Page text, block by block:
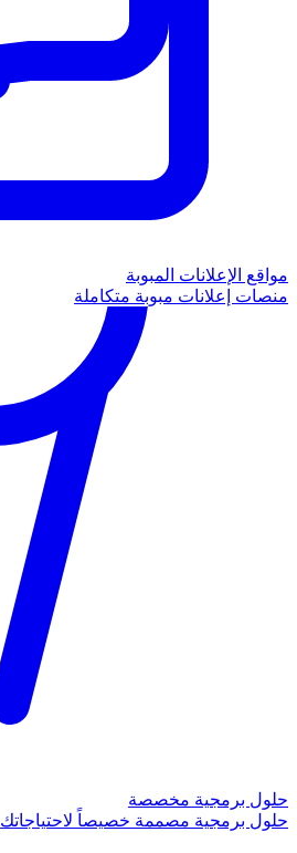
مواقع الإعلانات المبوبة
منصات إعلانات مبوبة متكاملة
حلول برمجية مخصصة
حلول برمجية مصممة خصيصاً لاحتياجاتك